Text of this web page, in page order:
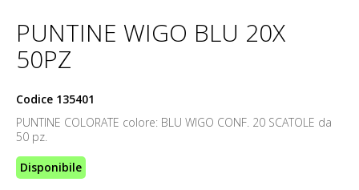
PUNTINE WIGO BLU 20X
50PZ
Codice 135401
PUNTINE COLORATE colore: BLU WIGO CONF. 20 SCATOLE da
50 pz.
Disponibile